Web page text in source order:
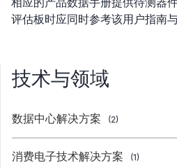
评估板时应同时参考该用户指南与
技术与领域
数据中心解决方案 (2)
消费电子技术解决方案 (1)